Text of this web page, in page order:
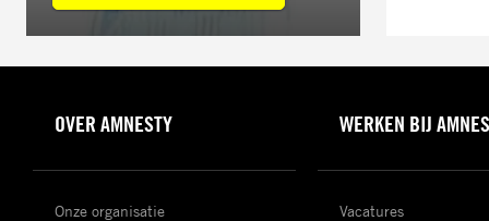
OVER AMNESTY
Onze organisatie
WERKEN BIJ
Vacatures